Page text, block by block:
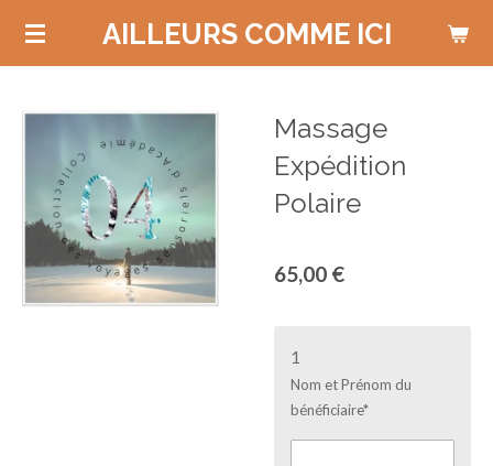
Passer
principal
AILLEURS COMME ICI
Massage
Expédition
Polaire
65,00 €
1
Nom et Prénom du
bénéficiaire*